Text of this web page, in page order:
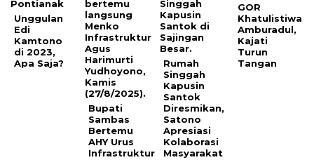
Unggulan
Edi
Kamtono
di 2023,
Apa Saja?
Bupati
Sambas
Bertemu
AHY Urus
Infrastruktur
Rumah
Singgah
Kapusin
Santok
Diresmikan,
Satono
Apresiasi
Kolaborasi
Masyarakat
GOR
Khatulistiwa
Amburadul,
Kajati
Turun
Tangan